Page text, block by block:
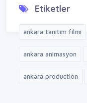
Etiketler
ankara tanıtım filmi
ankara animasyon
ankara production